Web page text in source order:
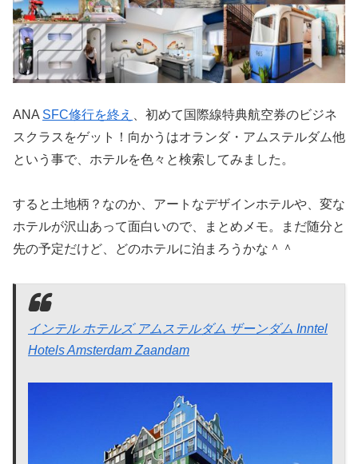
ANA SFC修行を終え
、初めて国際線特典航空券のビジネ
スクラスをゲット！向かうはオランダ・アムステルダム他
という事で、ホテルを色々と検索してみました。
すると土地柄？なのか、アートなデザインホテルや、変な
ホテルが沢山あって面白いので、まとめメモ。まだ随分と
先の予定だけど、どのホテルに泊まろうかな＾＾
インテル ホテルズ アムステルダム ザーンダム Inntel
Hotels Amsterdam Zaandam